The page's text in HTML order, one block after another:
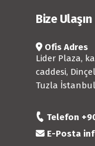
Bize Ulaşın
Ofis Adres
Lider Plaza,
caddesi,
Tuzla
Telefon
E-Posta